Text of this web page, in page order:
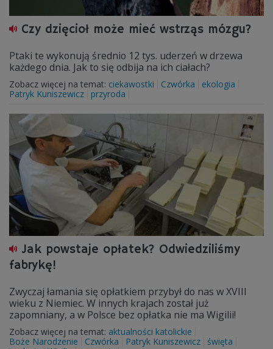
Czy dzięcioł może mieć wstrząs mózgu?
Ptaki te wykonują średnio 12 tys. uderzeń w drzewa
każdego dnia. Jak to się odbija na ich ciałach?
Zobacz więcej na temat: ciekawostki Czwórka
ekologia
Patryk Kuniszewicz
przyroda
Jak powstaje opłatek? Odwiedziliśmy
fabrykę!
Zwyczaj łamania się opłatkiem przybył do nas w XVIII
wieku z Niemiec. W innych krajach został już
zapomniany, a w Polsce bez opłatka nie ma Wigilii!
Zobacz więcej na temat: aktualności katolickie
Boże Narodzenie
Czwórka Patryk Kuniszewicz święta